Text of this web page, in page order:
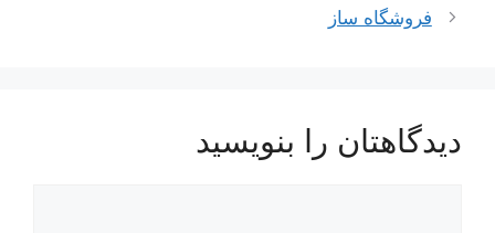
نوشته‌هافروشگاه ساز
دیدگاهتان را بنویسید